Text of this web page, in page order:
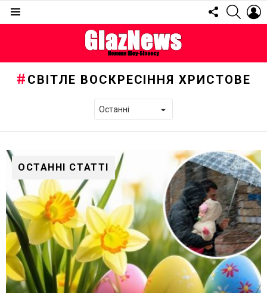
FOLLOW
US
СВІТЛЕ ВОСКРЕСІННЯ ХРИСТОВЕ
ОСТАННІ СТАТТІ